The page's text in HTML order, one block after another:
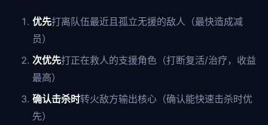
优先打离队伍最近且孤立无援的敌人（最快造成减
员）
次优先打正在救人的支援角色（打断复活/治疗，收益
最高）
确认击杀时转火敌方输出核心（确认能快速击杀时优
先）